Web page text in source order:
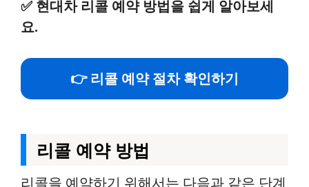
✅ 현대차 리콜 예약 방법을 쉽게 알아보세
요.
👉 리콜 예약 절차 확인하기
리콜 예약 방법
리콜을 예약하기 위해서는 다음과 같은 단계